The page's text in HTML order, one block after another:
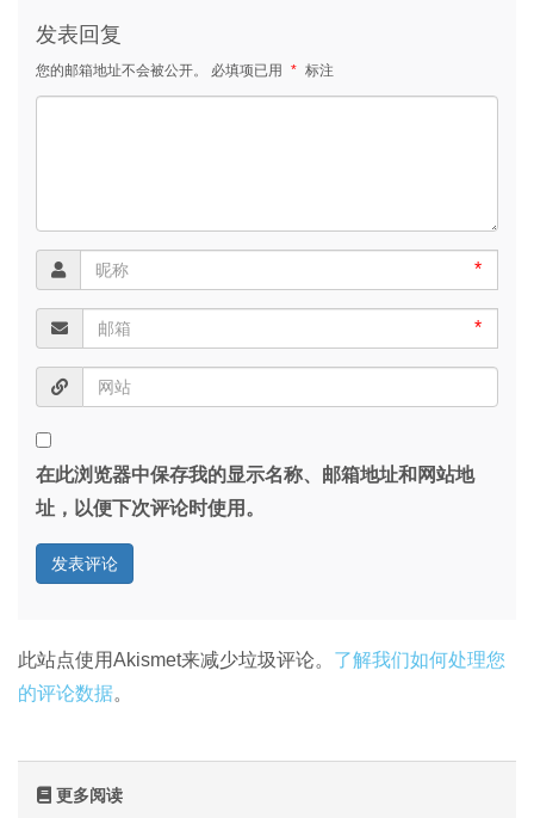
发表回复
您的邮箱地址不会被公开。 必填项已用 * 标注
*
*
在此浏览器中保存我的显示名称、邮箱地址和网站地
址，以便下次评论时使用。
此站点使用Akismet来减少垃圾评论。 了解我们如何处理您
的评论数据。
更多阅读